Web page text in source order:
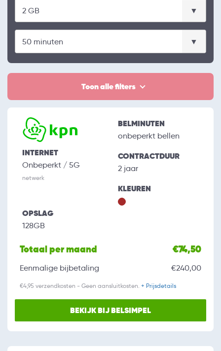
Toon alle filters
INTERNET
Onbeperkt / 5G
netwerk
BELMINUTEN
onbeperkt bellen
CONTRACTDUUR
2 jaar
KLEUREN
OPSLAG
128GB
Totaal per maand €74,50
Eenmalige bijbetaling €240,00
€4,95 verzendkosten - Geen aansluitkosten. + Prijsdetails
BEKIJK BIJ BELSIMPEL